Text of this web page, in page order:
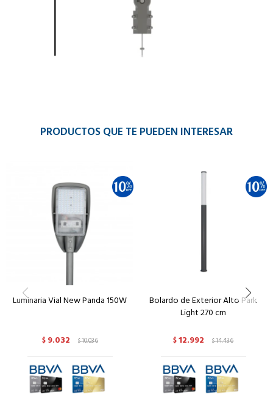
PRODUCTOS QUE TE PUEDEN INTERESAR
Luminaria Vial New Panda 150W
$ 9.032 $10.036
Bolardo de Exterior Alto Park
Light 270 cm
$12.992 $14.436